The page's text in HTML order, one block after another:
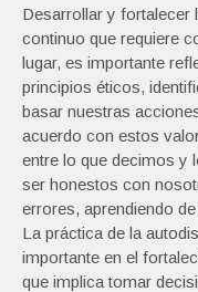
Desarrollar y fortalecer
continuo que requiere
lugar, es importante
principios éticos,
basar nuestras
acuerdo con estos
entre lo que decimos y
ser honestos con
errores, aprendiendo
La práctica de la
importante en el
que implica tomar